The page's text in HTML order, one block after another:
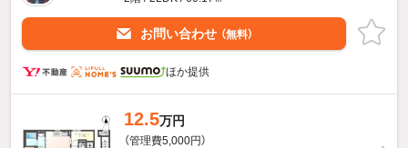
お問い合わせ （無料）
ほか提供
12.5万円
（管理費5,000円）